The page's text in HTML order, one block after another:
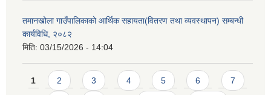
तमानखोला गाउँपालिकाको आर्थिक सहायता(वितरण तथा व्यवस्थापन) सम्बन्धी
कार्यविधि, २०८२
मिति: 03/15/2026 - 14:04
Pages
1 2 3 4 5 6 7